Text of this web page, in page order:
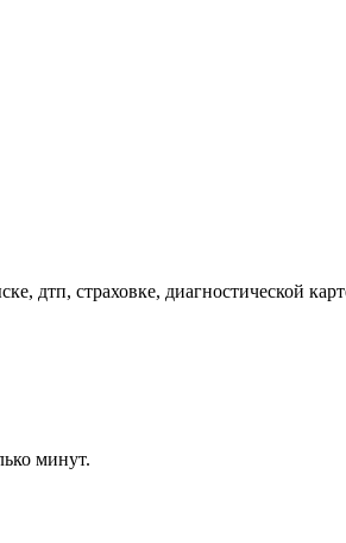
дтп, страховке, диагностической
минут.